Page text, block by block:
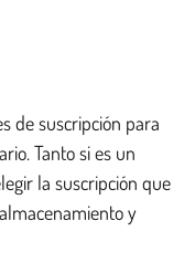
de suscripción para
Tanto si es un
la suscripción que
y